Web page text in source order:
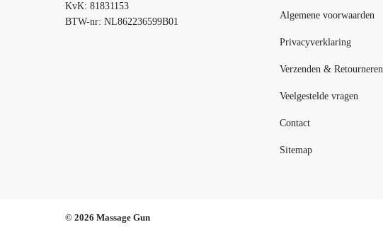
KvK: 81831153
BTW-nr: NL862236599B01
Algemene voorwaarden
Privacyverklaring
Verzenden & Retourneren
Veelgestelde vragen
Contact
Sitemap
© 2026 Massage Gun